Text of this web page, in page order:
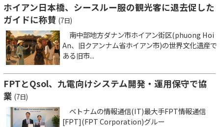
ホイアン日本橋、シースルー服の観光客に退去促した
ガイドに称賛 (7日)
南中部地方ダナン市ホイアン街区(phuong Hoi
An、旧クアンナム省ホイアン市)の世界文化遺産で
ある旧市...
FPTとQsol、九電向けシステム開発・運用保守で協
業 (7日)
ベトナムの情報通信(IT)最大手FPT情報通信
[FPT](FPT Corporation)グルー